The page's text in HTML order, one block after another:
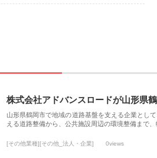
株式会社アドバンスロードが山形県
山形県鶴岡市で地域の道路基盤を支える企業とし
える道路整備から、公共施設周辺の環境整備まで
[その他業種][その他_法人・企業] 0views